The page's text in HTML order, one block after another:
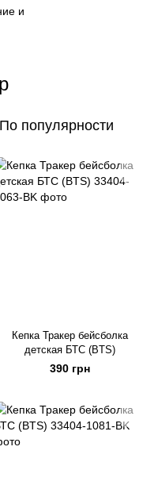
По популярности
Кепка Тракер бейсболка
детская БТС (BTS)
390 грн